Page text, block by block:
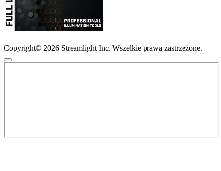
Copyright© 2026 Streamlight Inc. Wszelkie prawa zastrzeżone.